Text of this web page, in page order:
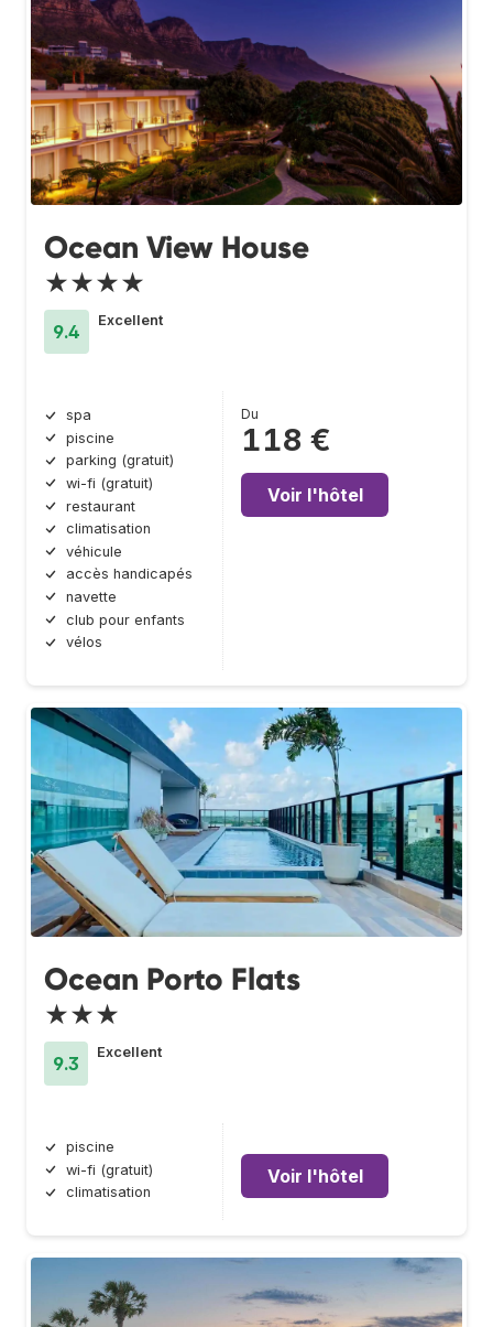
Ocean View House
★★★★
9.4
Excellent
spa
piscine
parking (gratuit)
wi-fi (gratuit)
restaurant
climatisation
véhicule
accès handicapés
navette
club pour enfants
vélos
Du
118 €
Voir l'hôtel
Ocean Porto Flats
★★★
9.3
Excellent
piscine
wi-fi (gratuit)
climatisation
Voir l'hôtel